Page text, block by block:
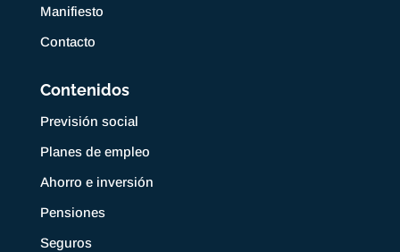
Manifiesto
Contacto
Contenidos
Previsión social
Planes de empleo
Ahorro e inversión
Pensiones
Seguros